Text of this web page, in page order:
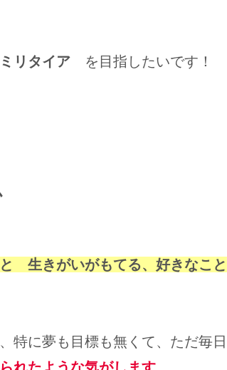
リタイア を目指したいです！
生きがいがもてる、好きなこと
特に夢も目標も無くて、ただ毎日